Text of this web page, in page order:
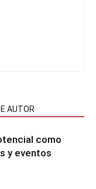
AUTOR
como
y eventos